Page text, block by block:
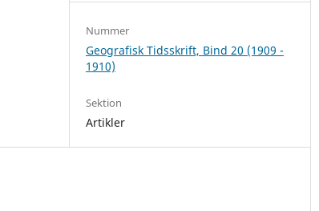
Nummer
Geografisk Tidsskrift, Bind 20 (1909 -
1910)
Sektion
Artikler